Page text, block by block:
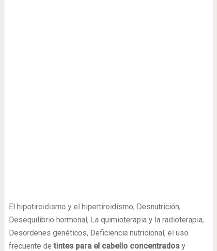
El hipotiroidismo y el hipertiroidismo, Desnutrición,
Desequilibrio hormonal, La quimioterapia y la radioterapia,
Desordenes genéticos, Deficiencia nutricional, el uso
frecuente detintes para el cabello concentradosy